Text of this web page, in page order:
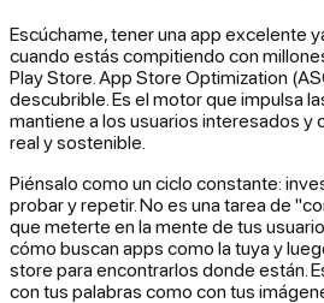
Escúchame, tener una app excelente
cuando estás compitiendo con
Play Store. App Store Optimization
descubrible. Es el motor que impulsa
mantiene a los usuarios interesados y
real y sostenible.
Piénsalo como un ciclo constante:
probar y repetir. No es una tarea de
que meterte en la mente de tus
cómo buscan apps como la tuya y
store para encontrarlos donde están.
con tus palabras como con tus